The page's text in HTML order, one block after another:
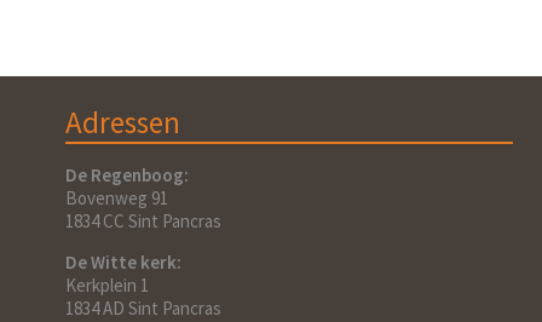
Adressen
De Regenboog:
Bovenweg 91
1834 CC Sint Pancras
De Witte kerk:
Kerkplein 1
1834 AD Sint Pancras